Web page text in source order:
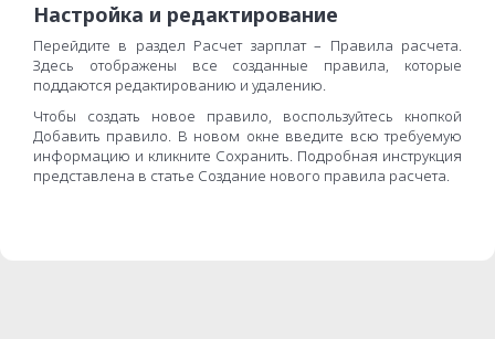
Настройка и редактирование
Перейдите в раздел Расчет зарплат – Правила расчета.
Здесь отображены все созданные правила, которые
поддаются редактированию и удалению.
Чтобы создать новое правило, воспользуйтесь кнопкой
Добавить правило. В новом окне введите всю требуемую
информацию и кликните Сохранить. Подробная инструкция
представлена в статье Создание нового правила расчета.